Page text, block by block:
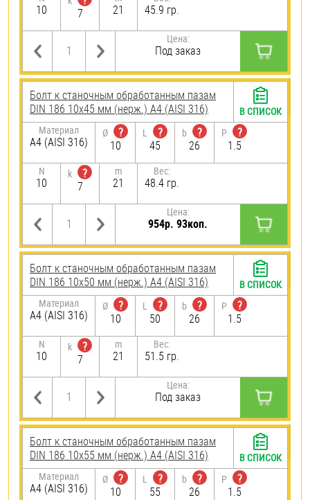
10
7
21 45.9 гр.
Цена:
Под заказ
Болт к станочным обработанным пазам
DIN 186 10х45 мм (нерж.) A4 (AISI 316)
Материал
A4 (AISI 316)
Ø
?
10
L
?
45
b
?
26
P
?
1.5
N
10
k
?
7
m
21
Вес:
48.4 гр.
Цена:
954р. 93коп.
В СПИСОК
Болт к станочным обработанным пазам
DIN 186 10х50 мм (нерж.) A4 (AISI 316)
Материал
A4 (AISI 316)
Ø
?
10
L
?
50
b
?
26
P
?
1.5
N
10
k
?
7
m
21
Вес:
51.5 гр.
Цена:
Под заказ
В СПИСОК
Болт к станочным обработанным пазам
DIN 186 10х55 мм (нерж.) A4 (AISI 316)
Материал
A4 (AISI 316)
Ø
?
10
L
?
55
b
?
26
P
?
1.5
В СПИСОК